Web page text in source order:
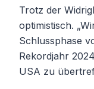
Trotz der
optimistisch.
Schlussphase
Rekordjahr
USA zu